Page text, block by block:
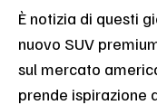
È notizia di questi
nuovo SUV
sul mercato
prende ispirazione